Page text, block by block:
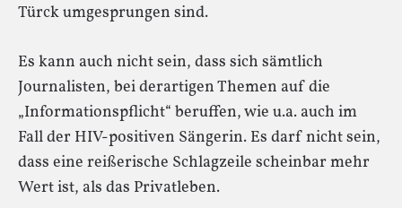
Türck umgesprungen sind.
Es kann auch nicht sein, dass sich sämtlich
Journalisten, bei derartigen Themen auf die
„Informationspflicht“ beruffen, wie u.a. auch im
Fall der HIV-positiven Sängerin. Es darf nicht sein,
dass eine reißerische Schlagzeile scheinbar mehr
Wert ist, als das Privatleben.